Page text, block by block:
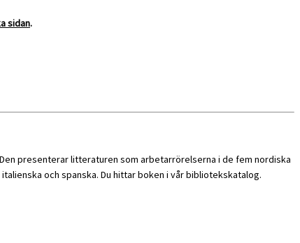
sidan.
presenterar litteraturen som arbetarrörelserna i de fem nordiska
och spanska. Du hittar boken i vår bibliotekskatalog.